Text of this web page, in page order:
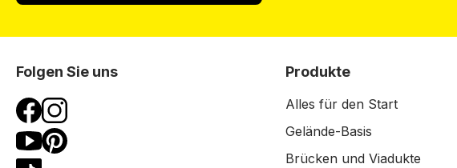
Folgen Sie uns Produkte
Alles für den Start
Gelände-Basis
Brücken und Viadukte